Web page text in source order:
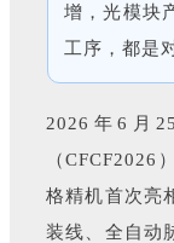
增，光模块
工序，都是
2026年6月
（CFCF2026
格精机首次亮
装线、全自动